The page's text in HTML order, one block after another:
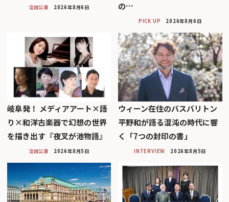
注目公演 2026年8月6日
の…
PICK UP 2026年8月6日
岐阜発！ メディアアート×語
り×和洋古楽器で幻想の世界
を描き出す『夜叉が池物語』
注目公演 2026年8月5日
ウィーン在住のバスバリトン
平野和が語る混沌の時代に響
く「7つの封印の書」
INTERVIEW 2026年8月5日